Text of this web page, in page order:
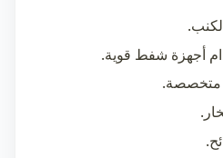
أجهزة شفط قوية.
متخصصة.